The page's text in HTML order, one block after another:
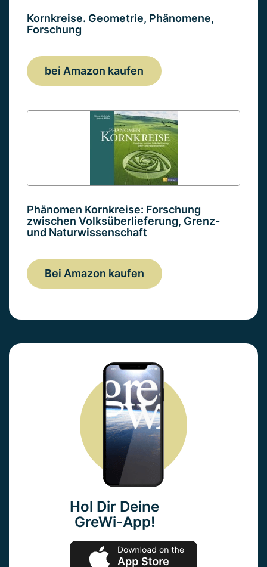
Kornkreise. Geometrie, Phänomene,
Forschung
bei Amazon kaufen
Phänomen Kornkreise: Forschung
zwischen Volksüberlieferung, Grenz-
und Naturwissenschaft
Bei Amazon kaufen
Hol Dir Deine
GreWi-App!